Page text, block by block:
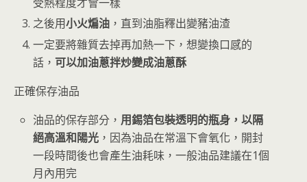
之後用小火煸油 ，直到油脂釋出變豬油渣
一定要將雜質去掉再加熱一下，想變換口感的
話， 可以加油蔥拌炒變成油蔥酥
正確保存油品
油品的保存部分， 用錫箔包裝透明的瓶身，以隔
絕高溫和陽光 ，因為油品在常溫下會氧化，開封
一段時間後也會產生油耗味，一般油品建議在1個
月內用完